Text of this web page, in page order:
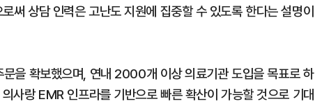
써 상담 인력은 고난도 지원에 집중할 수 있도록 한다는 설명이
을 확보했으며, 연내 2000개 이상 의료기관 도입을 목표로 하
사랑 EMR 인프라를 기반으로 빠른 확산이 가능할 것으로 기대